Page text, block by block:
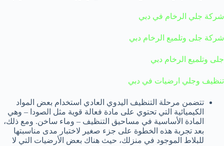
شركة جلي الرخام في دبي
شركة جلى وتلميع الرخام دبي
جلى وتلميع الرخام دبي
تنظيف وجلي ارضيات في دبي
تتضمن مرحلة التنظيف اليدوي العادي استخدام بعض المواد
الكيميائية التي تحتوي على مادة فعالة قوية مثل الصودا – وهي
المادة الأساسية في مساحيق التنظيف – وماء ساخن. ومع ذلك،
بعد تجربة هذه الخطوة على جزء صغير لاختبار مدى مناسبتها
للبلاط الموجود في منزلك، حيث هناك بعض الأرضيات التي لا